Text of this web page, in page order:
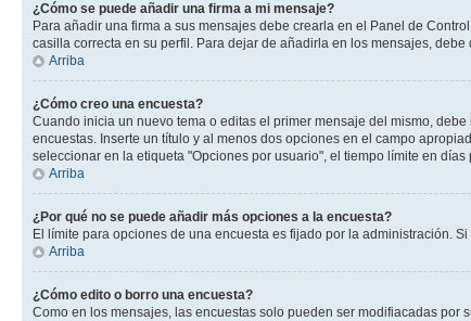
¿Cómo se puede añadir una firma a mi mensaje?
Para añadir una firma a sus mensajes debe crearla en el Panel de
casilla correcta en su perfil. Para dejar de añadirla en los mensajes,
Arriba
¿Cómo creo una encuesta?
Cuando inicia un nuevo tema o editas el primer mensaje del mismo,
encuestas. Inserte un título y al menos dos opciones en el campo
seleccionar en la etiqueta "Opciones por usuario", el tiempo límite en
Arriba
¿Por qué no se puede añadir más opciones a la encuesta?
El límite para opciones de una encuesta es fijado por la administración.
Arriba
¿Cómo edito o borro una encuesta?
Como en los mensajes, las encuestas solo pueden ser modifiacadas